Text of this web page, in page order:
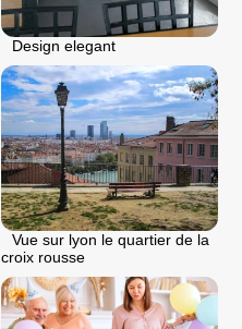
Design elegant
Vue sur lyon le quartier de la
croix rousse